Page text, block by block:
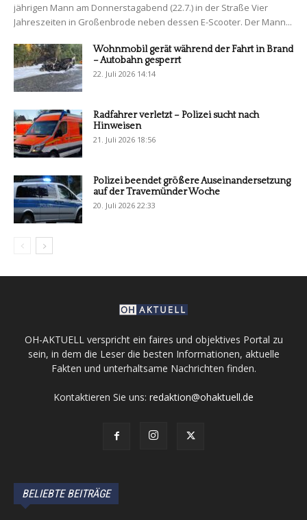
jährigen Mann am Donnerstagabend (22.7.) in der Straße Vier
Jahreszeiten in Großenbrode neben dessen E-Scooter. Der Mann...
Wohnmobil gerät während der Fahrt in Brand
– Autobahn gesperrt
22. Juli 2026 14:14
Radfahrer verletzt – Polizei sucht nach
Hinweisen
21. Juli 2026 18:56
Polizei beendet größere Auseinandersetzung
auf der Travemünder Woche
20. Juli 2026 22:33
OH-AKTUELL verspricht ein faires und objektives Portal zu
sein, in dem die Leser die besten Informationen, aktuelle
Fakten und unterhaltsame Nachrichten finden.
Kontaktieren Sie uns: redaktion@ohaktuell.de
BELIEBTE BEITRÄGE